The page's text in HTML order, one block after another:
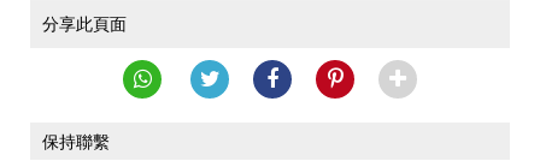
分享此頁面
保持聯繫